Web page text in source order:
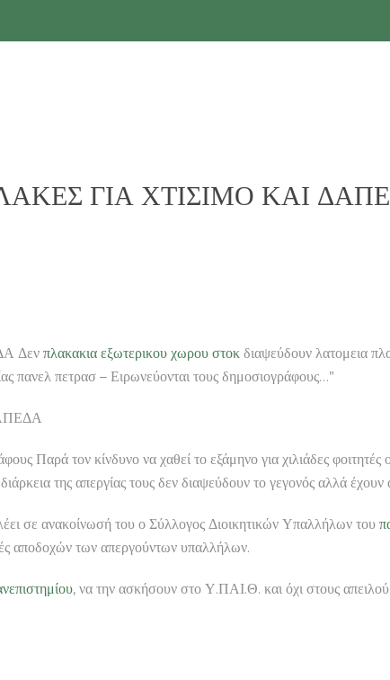
ΓΙΑ ΧΤΙΣΙΜΟ ΚΑΙ
Δεν πλακακια εξωτερικου χωρου στοκ διαψεύδουν λατομεια
πανελ πετρασ – Ειρωνεύονται τους δημοσιογράφους…”
Παρά τον κίνδυνο να χαθεί το εξάμηνο για χιλιάδες φοιτητές
της απεργίας τους δεν διαψεύδουν το γεγονός αλλά
σε ανακοίνωσή του ο Σύλλογος Διοικητικών Υπαλλήλων του
αποδοχών των απεργούντων υπαλλήλων.
, να την ασκήσουν στο Υ.ΠΑΙ.Θ. και όχι στους